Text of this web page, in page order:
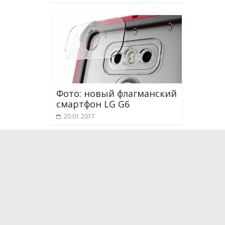
Фото: новый флагманский
смартфон LG G6
20.01.2017